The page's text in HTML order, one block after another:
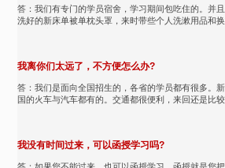
答：我们有专门的学员宿舍，学习期间包吃住的。并
洗好的新床单被单枕头罩，来时带些个人洗漱用品和
我离你们太远了，不方便怎么办?
答：我们是面向全国招生的，各省的学员都有很多。
国的火车与汽车都有的。交通都很便利，来回还是比
我没有时间过来，可以函授学习吗?